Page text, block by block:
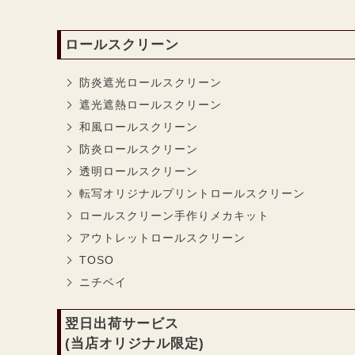
ロールスクリーン
防炎遮光ロールスクリーン
遮光遮熱ロールスクリーン
和風ロールスクリーン
防炎ロールスクリーン
透明ロールスクリーン
転写オリジナルプリントロールスクリーン
ロールスクリーン手作りメカキット
アウトレットロールスクリーン
TOSO
ニチベイ
翌日出荷サービス
(当店オリジナル限定)